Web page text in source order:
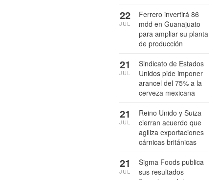
Ferrero invertirá 86
mdd en Guanajuato
para ampliar su planta
de producción
22
JUL
Sindicato de Estados
Unidos pide imponer
arancel del 75% a la
cerveza mexicana
21
JUL
Reino Unido y Suiza
cierran acuerdo que
agiliza exportaciones
cárnicas británicas
21
JUL
Sigma Foods publica
sus resultados
21
JUL